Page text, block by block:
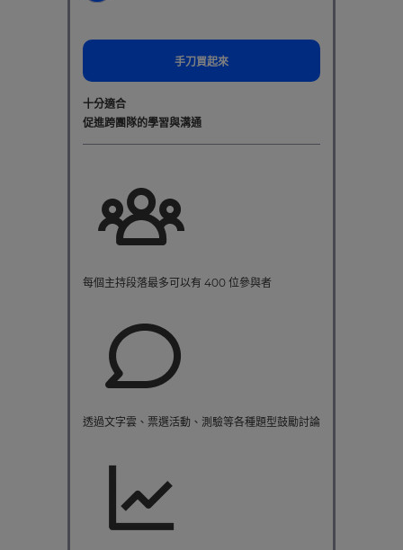
手刀買起來
十分適合
促進跨團隊的學習與溝通
每個主持段落最多可以有 400 位參與者
透過文字雲、票選活動、測驗等各種題型鼓勵討論